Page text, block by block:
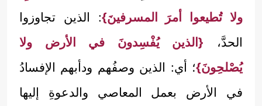
ولا تُطيعوا أمرَ المسرفينَ}: الذين تجاوزوا
الحدَّ، {الذين يُفْسِدونَ في الأرض ولا
يُصْلحِونَ}؛ أي: الذين وصفُهم ودأبهم الإفسادُ
في الأرض بعمل المعاصي والدعوةِ إليها